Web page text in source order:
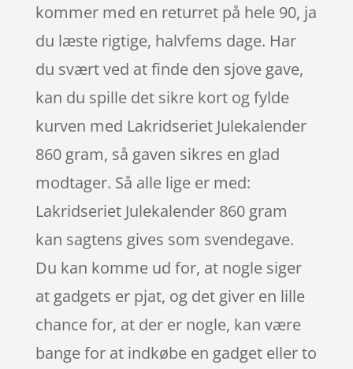
kommer med en returret på hele 90, ja
du læste rigtige, halvfems dage. Har
du svært ved at finde den sjove gave,
kan du spille det sikre kort og fylde
kurven med Lakridseriet Julekalender
860 gram, så gaven sikres en glad
modtager. Så alle lige er med:
Lakridseriet Julekalender 860 gram
kan sagtens gives som svendegave.
Du kan komme ud for, at nogle siger
at gadgets er pjat, og det giver en lille
chance for, at der er nogle, kan være
bange for at indkøbe en gadget eller to